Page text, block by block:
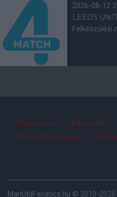
2026-08-12
LEEDS
Felkészülési
Impresszum Kapcsolat
Adatvédelmi irányelv
ManUtdFanatics.hu © 2010-2026